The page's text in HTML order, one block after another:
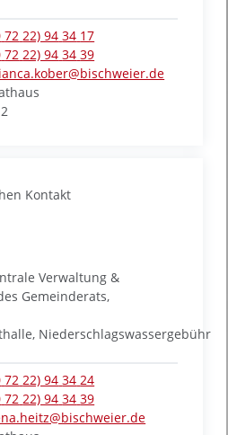
72 22) 94 34 17
72 22) 94 34 39
Verwaltung &
Gemeinderats,
Niederschlagswassergebühr
72 22) 94 34 24
72 22) 94 34 39